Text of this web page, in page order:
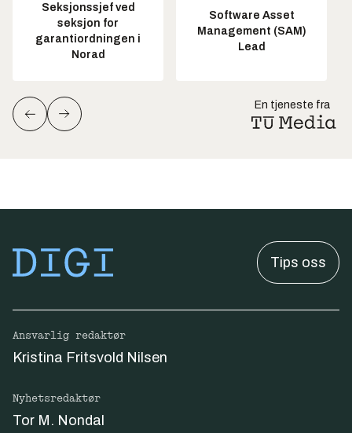
Seksjonssjef ved
seksjon for
garantiordningen i
Norad
Software Asset
Management (SAM)
Lead
En tjeneste fra
Tips oss
Ansvarlig redaktør
Kristina Fritsvold Nilsen
Nyhetsredaktør
Tor M. Nondal